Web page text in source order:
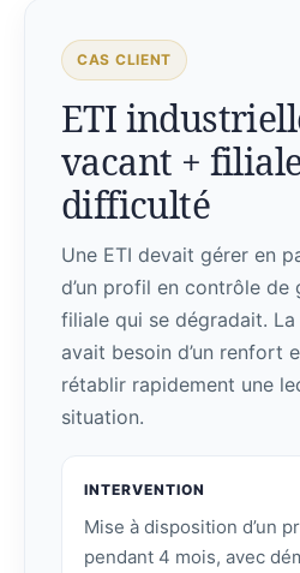
CAS CLIENT
ETI
vacant +
difficulté
Une ETI devait gérer en
d’un profil en contrôle de
filiale qui se dégradait.
avait besoin d’un renfort
rétablir rapidement une
situation.
INTERVENTION
Mise à disposition d’un
pendant 4 mois, avec